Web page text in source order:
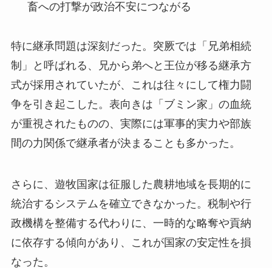
畜への打撃が政治不安につながる
特に継承問題は深刻だった。突厥では「兄弟相続
制」と呼ばれる、兄から弟へと王位が移る継承方
式が採用されていたが、これは往々にして権力闘
争を引き起こした。表向きは「ブミン家」の血統
が重視されたものの、実際には軍事的実力や部族
間の力関係で継承者が決まることも多かった。
さらに、遊牧国家は征服した農耕地域を長期的に
統治するシステムを確立できなかった。税制や行
政機構を整備する代わりに、一時的な略奪や貢納
に依存する傾向があり、これが国家の安定性を損
なった。